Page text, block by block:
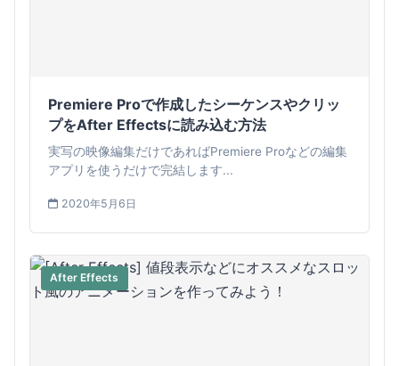
Premiere Proで作成したシーケンスやクリッ
プをAfter Effectsに読み込む方法
実写の映像編集だけであればPremiere Proなどの編集
アプリを使うだけで完結します...
2020年5月6日
After Effects